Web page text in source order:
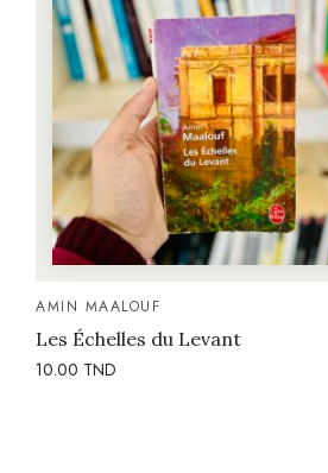
AMIN MAALOUF
Les Échelles du Levant
10.00 TND